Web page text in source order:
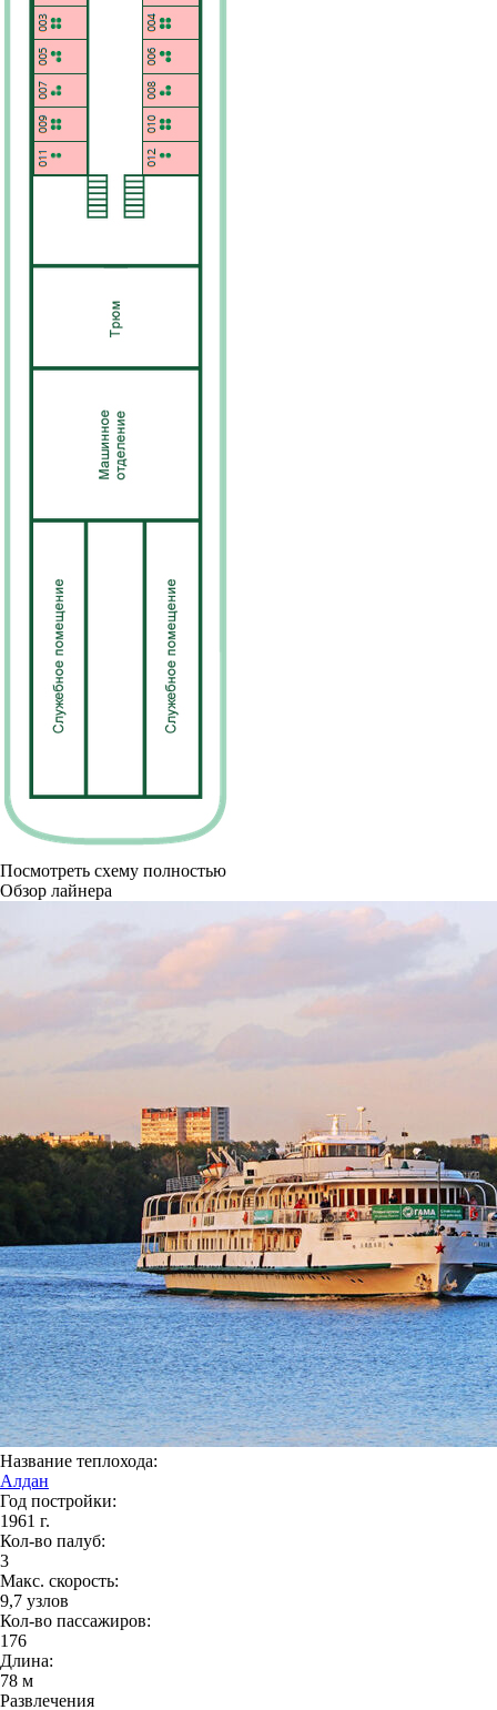
Посмотреть схему полностью
Обзор лайнера
Название теплохода:
Алдан
Год постройки:
1961 г.
Кол-во палуб:
3
Макс. скорость:
9,7 узлов
Кол-во пассажиров:
176
Длина:
78 м
Развлечения